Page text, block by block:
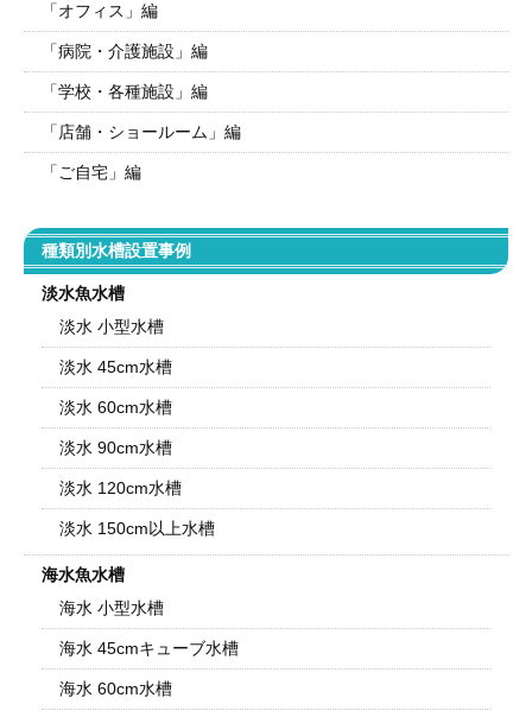
「オフィス」編
「病院・介護施設」編
「学校・各種施設」編
「店舗・ショールーム」編
「ご自宅」編
種類別水槽設置事例
淡水魚水槽
淡水 小型水槽
淡水 45cm水槽
淡水 60cm水槽
淡水 90cm水槽
淡水 120cm水槽
淡水 150cm以上水槽
海水魚水槽
海水 小型水槽
海水 45cmキューブ水槽
海水 60cm水槽